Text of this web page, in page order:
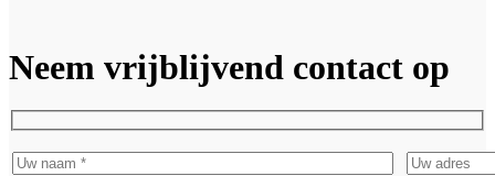
Neem vrijblijvend contact op